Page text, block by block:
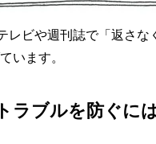
ビや週刊誌で「返さな
います。
ラブルを防ぐに